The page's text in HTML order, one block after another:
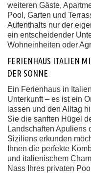
weiteren Gäste,
Pool, Garten und
Aufenthalts nur der
ein entscheidender
Wohneinheiten oder
FERIENHAUS ITALIEN
DER SONNE
Ein Ferienhaus in
Unterkunft – es ist ein
lassen und den Alltag
Sie die sanften Hügel
Landschaften Apuliens
Siziliens erkunden
Ihnen die perfekte
und italienischem
Nass Ihres privaten